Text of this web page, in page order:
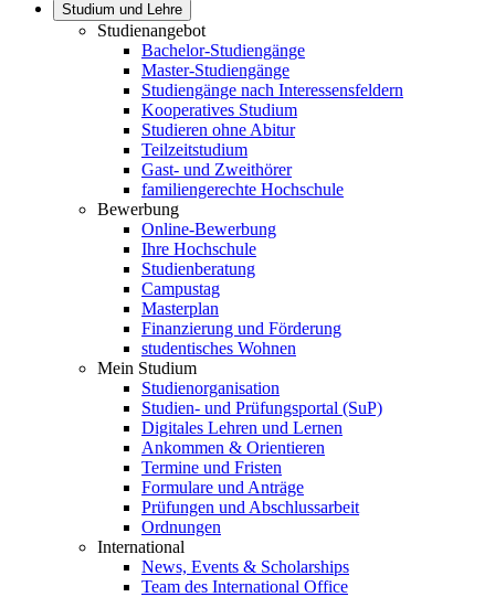
Studium und Lehre
Studienangebot
Bachelor-Studiengänge
Master-Studiengänge
Studiengänge nach Interessensfeldern
Kooperatives Studium
Studieren ohne Abitur
Teilzeitstudium
Gast- und Zweithörer
familiengerechte Hochschule
Bewerbung
Online-Bewerbung
Ihre Hochschule
Studienberatung
Campustag
Masterplan
Finanzierung und Förderung
studentisches Wohnen
Mein Studium
Studienorganisation
Studien- und Prüfungsportal (SuP)
Digitales Lehren und Lernen
Ankommen & Orientieren
Termine und Fristen
Formulare und Anträge
Prüfungen und Abschlussarbeit
Ordnungen
International
News, Events & Scholarships
Team des International Office